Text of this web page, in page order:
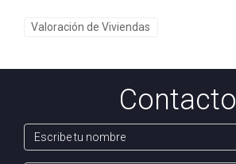
Valoración de Viviendas
Contacto